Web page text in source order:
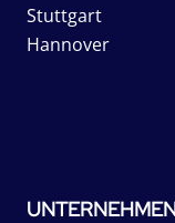
Stuttgart
Hannover